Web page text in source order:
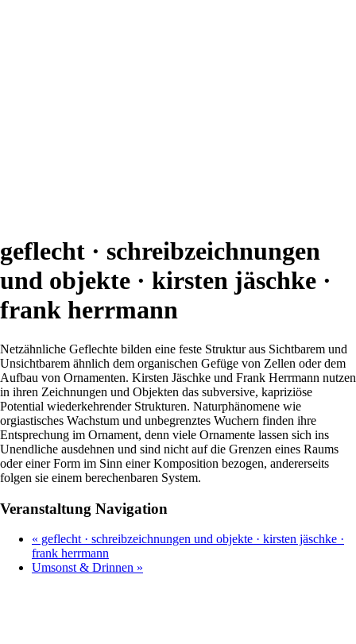
geflecht · schreibzeichnungen
und objekte · kirsten jäschke ·
frank herrmann
Netzähnliche Geflechte bilden eine feste Struktur aus Sichtbarem und
Unsichtbarem ähnlich dem organischen Gefüge von Zellen oder dem
Aufbau von Ornamenten. Kirsten Jäschke und Frank Herrmann nutzen
in ihren Zeichnungen und Objekten das subversive, kapriziöse
Potential wiederkehrender Strukturen. Naturphänomene wie
orgiastisches Wachstum und unbegrenztes Wuchern finden ihre
Entsprechung im Ornament, denn viele Ornamente lassen sich ins
Unendliche ausdehnen und sind nicht auf die Grenzen eines Raums
oder einer Form im Sinn einer Komposition bezogen, andererseits
folgen sie einem berechenbaren System.
Veranstaltung Navigation
« geflecht · schreibzeichnungen und objekte · kirsten jäschke ·
frank herrmann
Umsonst & Drinnen »